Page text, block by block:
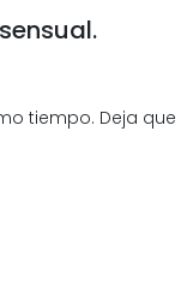
tiempo. Deja